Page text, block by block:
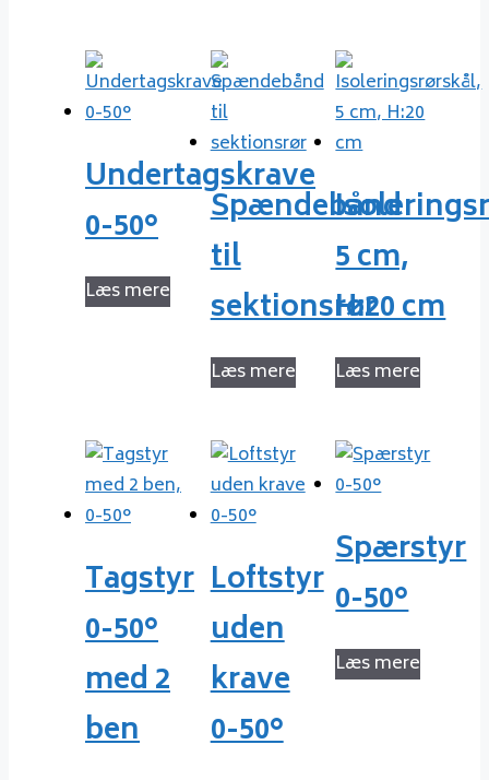
Undertagskrave
0-50°
Læs mere
Spændebånd
til
sektionsrør
Læs mere
5 cm,
H:20 cm
Læs mere
Tagstyr
0-50°
med 2
ben
Loftstyr
uden
krave
0-50°
Spærstyr
0-50°
Læs mere